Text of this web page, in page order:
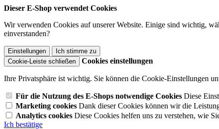
Dieser E-Shop verwendet Cookies
Wir verwenden Cookies auf unserer Website. Einige sind wichtig,
einverstanden?
Einstellungen
Ich stimme zu
Cookie-Leiste schließen
Cookies einstellungen
Ihre Privatsphäre ist wichtig. Sie können die Cookie-Einstellungen
Für die Nutzung des E-Shops notwendige Cookies Diese
Marketing cookies Dank dieser Cookies können wir die
Analytics cookies Diese Cookies helfen uns zu verstehen, wie
Ich bestätige